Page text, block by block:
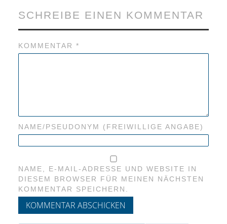
SCHREIBE EINEN KOMMENTAR
KOMMENTAR *
NAME/PSEUDONYM (FREIWILLIGE ANGABE)
NAME, E-MAIL-ADRESSE UND WEBSITE IN
DIESEM BROWSER FÜR MEINEN NÄCHSTEN
KOMMENTAR SPEICHERN.